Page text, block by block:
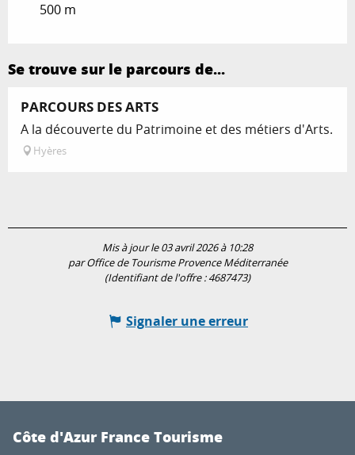
500 m
Se trouve sur le parcours de...
PARCOURS DES ARTS
A la découverte du Patrimoine et des métiers d'Arts.
Hyères
Mis à jour le 03 avril 2026 à 10:28
par Office de Tourisme Provence Méditerranée
(Identifiant de l'offre :4687473)
Signaler une erreur
Côte d'Azur France Tourisme